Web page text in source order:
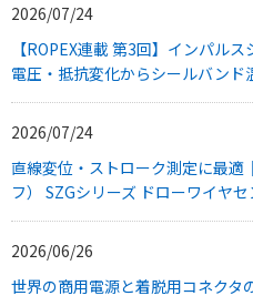
2026/07/24
【ROPEX連載 第3回】インパル
電圧・抵抗変化からシールバンド
2026/07/24
直線変位・ストローク測定に最
フ） SZGシリーズ ドローワイヤ
2026/06/26
世界の商用電源と着脱用コネクタ